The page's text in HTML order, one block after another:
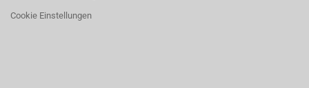
Cookie Einstellungen